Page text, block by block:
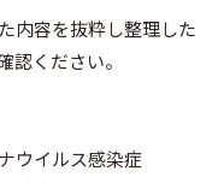
内容を抜粋し整理した
認ください。
ウイルス感染症